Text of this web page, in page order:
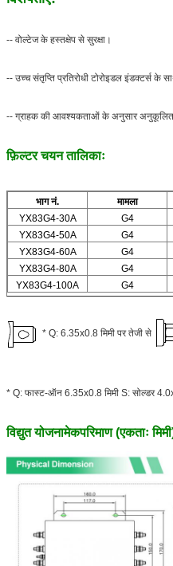
-- वोल्टेज के हस्तक्षेप से सुरक्षा।
-- उच्च संतृप्ति प्रतिरोधी टोरोइडल इंडक्टर्स के
-- ग्राहक की आवश्यकताओं के अनुसार अनुकूलित
फ़िल्टर चयन तालिकाः
भाग नं. मामला
YX83G4-30A
G4
YX83G4-50A
G4
YX83G4-60A
G4
YX83G4-80A
G4
YX83G4-100A
G4
* Q: 6.35x0.8 मिमी पर तेजी से
* Q: फास्ट-ऑन 6.35x0.8 मिमी S: सोल्डर
विद्युत योजनामेकपरिमाण (एकताः